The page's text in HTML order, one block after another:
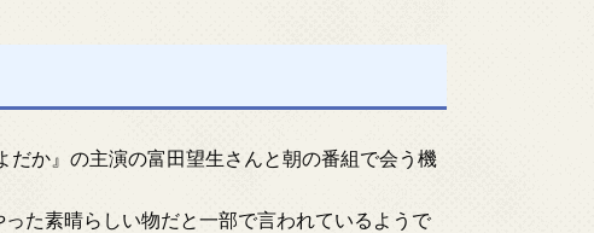
か』の主演の富田望生さんと朝の番組で会う機
た素晴らしい物だと一部で言われているようで